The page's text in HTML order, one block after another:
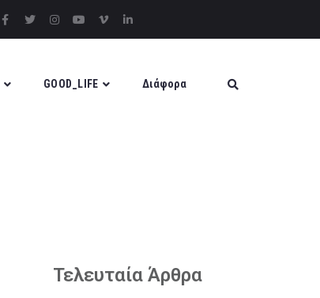
GOOD_LIFE Διάφορα
Τελευταία Άρθρα